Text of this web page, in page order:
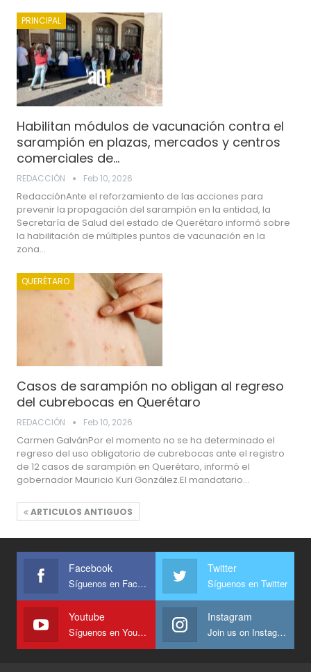
PRINCIPAL
Habilitan módulos de vacunación contra el
sarampión en plazas, mercados y centros
comerciales de…
REDACCIÓN Feb 10, 2026
RedacciónAnte el reforzamiento de las acciones para
prevenir la propagación del sarampión en la entidad, la
Secretaría de Salud del estado de Querétaro informó sobre
la habilitación de múltiples puntos de vacunación en la
zona…
QUERÉTARO
Casos de sarampión no obligan al regreso
del cubrebocas en Querétaro
REDACCIÓN Feb 10, 2026
Carmen GalvánPor el momento no se ha determinado el
regreso del uso obligatorio de cubrebocas ante el registro
de 12 casos de sarampión en Querétaro, informó el
gobernador Mauricio Kuri González.El mandatario…
ARTICULOS ANTIGUOS
Facebook
Síguenos en Facebook
Twitter
Síguenos en Twitter
Youtube
Síguenos en Youtube
Instagram
Join us on Instagram